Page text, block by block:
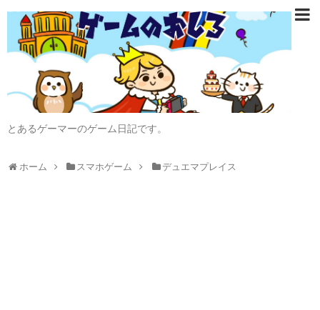
とあるゲーマーのゲーム日記です。
ホーム スマホゲーム デュエマプレイス